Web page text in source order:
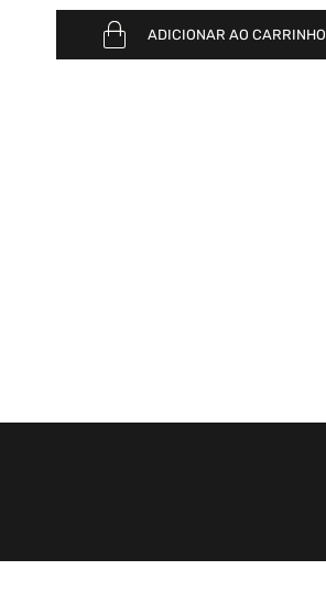
ADICIONAR AO CARRINHO